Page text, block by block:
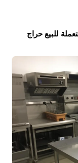
للبيع حراج